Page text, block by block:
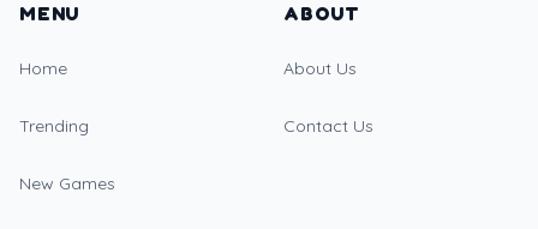
MENU
Home
Trending
New Games
ABOUT
About Us
Contact Us